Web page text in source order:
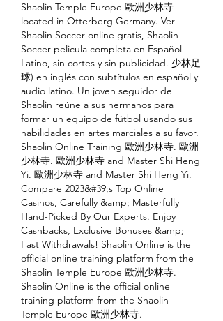
Shaolin Temple Europe 歐洲少林寺
located in Otterberg Germany. Ver
Shaolin Soccer online gratis, Shaolin
Soccer pelicula completa en Español
Latino, sin cortes y sin publicidad. 少林足
球) en inglés con subtítulos en español y
audio latino. Un joven seguidor de
Shaolin reúne a sus hermanos para
formar un equipo de fútbol usando sus
habilidades en artes marciales a su favor.
Shaolin Online Training 歐洲少林寺. 歐洲
少林寺. 歐洲少林寺 and Master Shi Heng
Yi. 歐洲少林寺 and Master Shi Heng Yi.
Compare 2023&#39;s Top Online
Casinos, Carefully &amp; Masterfully
Hand-Picked By Our Experts. Enjoy
Cashbacks, Exclusive Bonuses &amp;
Fast Withdrawals! Shaolin Online is the
official online training platform from the
Shaolin Temple Europe 歐洲少林寺.
Shaolin Online is the official online
training platform from the Shaolin
Temple Europe 歐洲少林寺.